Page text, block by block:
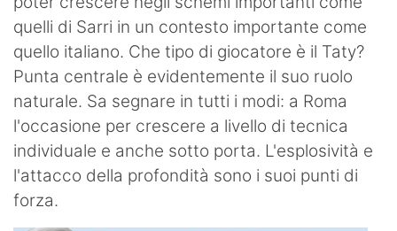
quelli di Sarri in un contesto importante come
quello italiano. Che tipo di giocatore è il Taty?
Punta centrale è evidentemente il suo ruolo
naturale. Sa segnare in tutti i modi: a Roma
l'occasione per crescere a livello di tecnica
individuale e anche sotto porta. L'esplosività e
l'attacco della profondità sono i suoi punti di
forza.